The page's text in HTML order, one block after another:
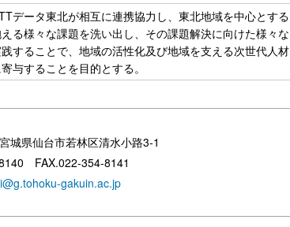
データ東北が相互に連携協力し、東北地域を中心とする
る様々な課題を洗い出し、その課題解決に向けた様々な
することで、地域の活性化及び地域を支える次世代人材
与することを目的とする。
県仙台市若林区清水小路3-1
FAX.022-354-8141
gakuin.ac.jp